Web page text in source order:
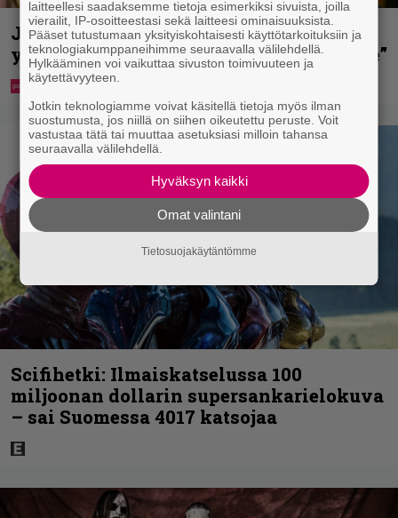
Jani Sievinen kokosi lapsikatraansa
yhteen – ”Minun suurin perintöni heille”
Scifihetki: Ilmaiskatselussa 100
miljoonan dollarin supersankarielokuva
– sai Suomessa 4017 katsojaa
laitteellesi saadaksemme tietoja esimerkiksi sivuista, joilla
vierailit, IP-osoitteestasi sekä laitteesi ominaisuuksista.
Pääset tutustumaan yksityiskohtaisesti käyttötarkoituksiin ja
teknologiakumppaneihimme seuraavalla välilehdellä.
Hylkääminen voi vaikuttaa sivuston toimivuuteen ja
käytettävyyteen.
Jotkin teknologiamme voivat käsitellä tietoja myös ilman
suostumusta, jos niillä on siihen oikeutettu peruste. Voit
vastustaa tätä tai muuttaa asetuksiasi milloin tahansa
seuraavalla välilehdellä.
Hyväksyn kaikki
Omat valintani
Tietosuojakäytäntömme